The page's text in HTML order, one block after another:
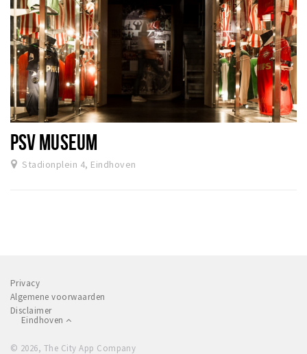
PSV MUSEUM
Stadionplein 4, Eindhoven
Privacy
Algemene voorwaarden
Disclaimer
Eindhoven
© 2026, The City App Company